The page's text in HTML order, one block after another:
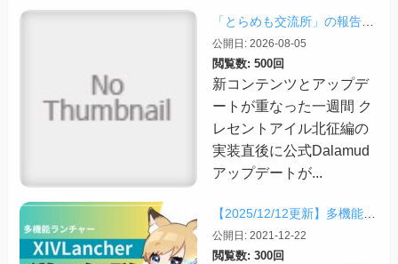
「とらめも交流所」の報告 2026/08/03
公開日: 2026-08-05
閲覧数: 500回
新コンテンツとアップデ
ートが重なった一週間 ク
レセントアイル北征編の
実装直後に公式Dalamud
アップデートが...
【2025/12/12更新】多機能ランチャー「XIVLauncher」の導入方法・使い方について
公開日: 2021-12-22
閲覧数: 300回